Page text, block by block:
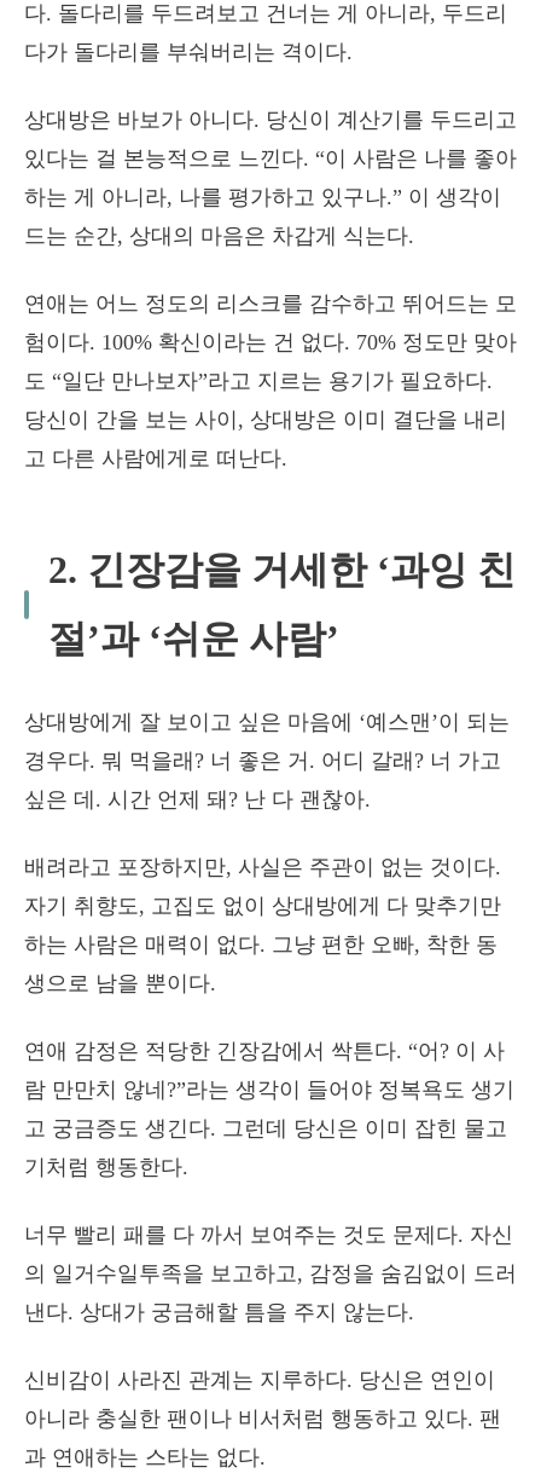
다. 돌다리를 두드려보고 건너는 게 아니라, 두드리
다가 돌다리를 부숴버리는 격이다.
상대방은 바보가 아니다. 당신이 계산기를 두드리고
있다는 걸 본능적으로 느낀다. “이 사람은 나를 좋아
하는 게 아니라, 나를 평가하고 있구나.” 이 생각이
드는 순간, 상대의 마음은 차갑게 식는다.
연애는 어느 정도의 리스크를 감수하고 뛰어드는 모
험이다. 100% 확신이라는 건 없다. 70% 정도만 맞아
도 “일단 만나보자”라고 지르는 용기가 필요하다.
당신이 간을 보는 사이, 상대방은 이미 결단을 내리
고 다른 사람에게로 떠난다.
2. 긴장감을 거세한 ‘과잉 친
절’과 ‘쉬운 사람’
상대방에게 잘 보이고 싶은 마음에 ‘예스맨’이 되는
경우다. 뭐 먹을래? 너 좋은 거. 어디 갈래? 너 가고
싶은 데. 시간 언제 돼? 난 다 괜찮아.
배려라고 포장하지만, 사실은 주관이 없는 것이다.
자기 취향도, 고집도 없이 상대방에게 다 맞추기만
하는 사람은 매력이 없다. 그냥 편한 오빠, 착한 동
생으로 남을 뿐이다.
연애 감정은 적당한 긴장감에서 싹튼다. “어? 이 사
람 만만치 않네?”라는 생각이 들어야 정복욕도 생기
고 궁금증도 생긴다. 그런데 당신은 이미 잡힌 물고
기처럼 행동한다.
너무 빨리 패를 다 까서 보여주는 것도 문제다. 자신
의 일거수일투족을 보고하고, 감정을 숨김없이 드러
낸다. 상대가 궁금해할 틈을 주지 않는다.
신비감이 사라진 관계는 지루하다. 당신은 연인이
아니라 충실한 팬이나 비서처럼 행동하고 있다. 팬
과 연애하는 스타는 없다.